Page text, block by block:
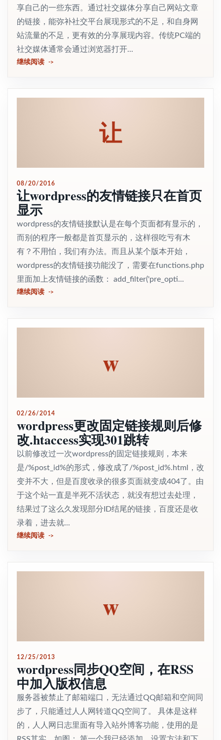
享自己的一些东西。通过社交媒体分享自己网站文章
的链接，能弥补社交平台展现形式的不足，和自身网
站流量的不足，更有效的分享展现内容。传统PC端的
社交媒体通常会通过浏览器打开...
继续阅读
让
08/20/2016
让wordpress的友情链接只在首页
显示
wordpress的友情链接默认是在每个页面都有显示的，
而别的程序一般都是首页显示的，这样很吃亏有木
有？不用怕，我们有办法。而且从某个版本开始，
wordpress的友情链接功能没了，需要在functions.php
里面加上友情链接的函数： add_filter('pre_opti...
继续阅读
w
02/26/2014
wordpress更改固定链接规则后修
改.htaccess实现301跳转
以前修改过一次wordpress的固定链接规则，本来
是/%post_id%的形式，修改成了/%post_id%.html，改
变并不大，但是百度收录的很多页面就变成404了。由
于这个站一直是半死不活状态，就没有想过去处理，
结果过了这么久发现部分ID结尾的链接，百度还是收
录着，进去就...
继续阅读
w
12/25/2013
wordpress同步QQ空间，在RSS
中加入版权信息
服务器被禁止了邮箱端口，无法通过QQ邮箱和空间同
步了，只能通过人人网转道QQ空间了。 具体是这样
的，人人网日志里面有导入站外博客功能，使用的是